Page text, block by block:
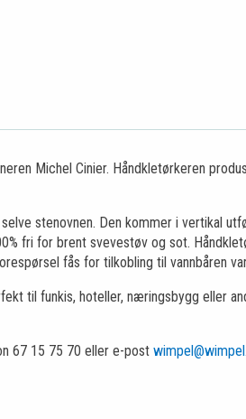
Michel Cinier. Håndkletørkeren
stenovnen. Den kommer i vertikal
fri for brent svevestøv og sot.
fås for tilkobling til vannbåren
til funkis, hoteller, næringsbygg eller
67 15 75 70 eller e-post